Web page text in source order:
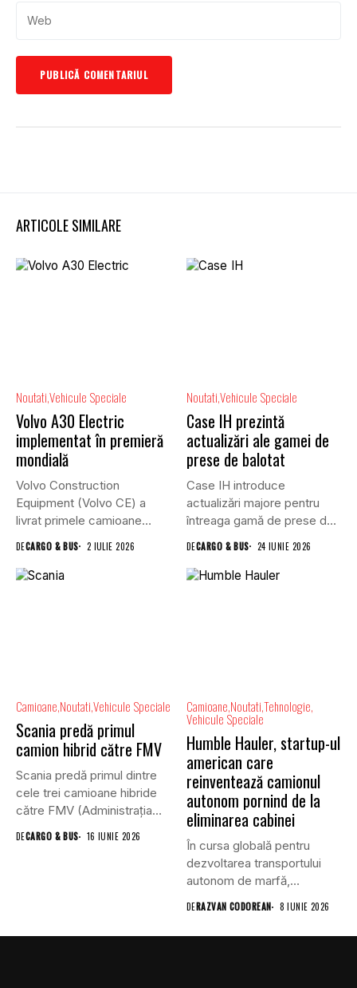
ARTICOLE SIMILARE
NoutatiVehicule Speciale
Volvo A30 Electric
implementat în premieră
mondială
Volvo Construction
Equipment (Volvo CE) a
livrat primele camioane
DECARGO & BUS 2 IULIE 2026
NoutatiVehicule Speciale
Case IH prezintă
actualizări ale gamei de
prese de balotat
Case IH introduce
actualizări majore pentru
întreaga gamă de prese de
DECARGO & BUS 24 IUNIE 2026
Camioane NoutatiVehicule Speciale
Scania predă primul
camion hibrid către FMV
Scania predă primul dintre
cele trei camioane hibride
către FMV (Administrația
Suedeză...
DECARGO & BUS 16 IUNIE 2026
Camioane NoutatiTehnologie
Vehicule Speciale
Humble Hauler, startup-ul
american care
reinventează camionul
autonom pornind de la
eliminarea cabinei
În cursa globală pentru
dezvoltarea transportului
autonom de marfă,
majoritatea companiilor au...
DERAZVAN CODOREAN 8 IUNIE 2026